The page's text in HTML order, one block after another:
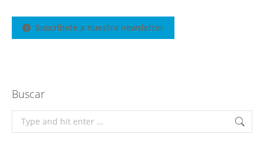
Suscríbete a nuestra newsletter
Buscar
Search: